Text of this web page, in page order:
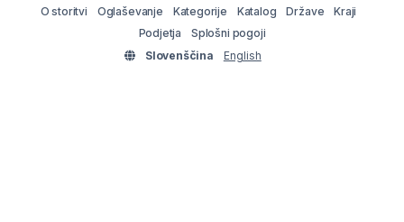
O storitvi
Oglaševanje Kategorije Katalog Države
Kraji
Podjetja
Splošni pogoji
Slovenščina
English